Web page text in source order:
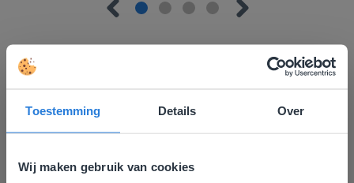
Toestemming Details Over
Wij maken gebruik van cookies
Ontdek meer